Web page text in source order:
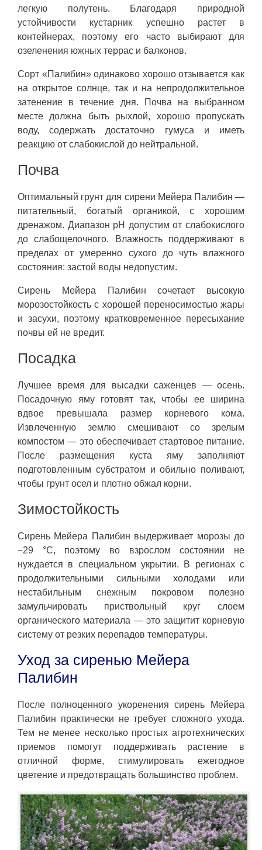
легкую полутень. Благодаря природной
устойчивости кустарник успешно растет в
контейнерах, поэтому его часто выбирают для
озеленения южных террас и балконов.
Сорт «Палибин» одинаково хорошо отзывается как
на открытое солнце, так и на непродолжительное
затенение в течение дня. Почва на выбранном
месте должна быть рыхлой, хорошо пропускать
воду, содержать достаточно гумуса и иметь
реакцию от слабокислой до нейтральной.
Почва
Оптимальный грунт для сирени Мейера Палибин —
питательный, богатый органикой, с хорошим
дренажом. Диапазон pH допустим от слабокислого
до слабощелочного. Влажность поддерживают в
пределах от умеренно сухого до чуть влажного
состояния: застой воды недопустим.
Сирень Мейера Палибин сочетает высокую
морозостойкость с хорошей переносимостью жары
и засухи, поэтому кратковременное пересыхание
почвы ей не вредит.
Посадка
Лучшее время для высадки саженцев — осень.
Посадочную яму готовят так, чтобы ее ширина
вдвое превышала размер корневого кома.
Извлеченную землю смешивают со зрелым
компостом — это обеспечивает стартовое питание.
После размещения куста яму заполняют
подготовленным субстратом и обильно поливают,
чтобы грунт осел и плотно обжал корни.
Зимостойкость
Сирень Мейера Палибин выдерживает морозы до
−29 °C, поэтому во взрослом состоянии не
нуждается в специальном укрытии. В регионах с
продолжительными сильными холодами или
нестабильным снежным покровом полезно
замульчировать приствольный круг слоем
органического материала — это защитит корневую
систему от резких перепадов температуры.
Уход за сиренью Мейера
Палибин
После полноценного укоренения сирень Мейера
Палибин практически не требует сложного ухода.
Тем не менее несколько простых агротехнических
приемов помогут поддерживать растение в
отличной форме, стимулировать ежегодное
цветение и предотвращать большинство проблем.